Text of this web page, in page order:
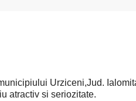
Urziceni,Jud.
atractiv si seriozitate.